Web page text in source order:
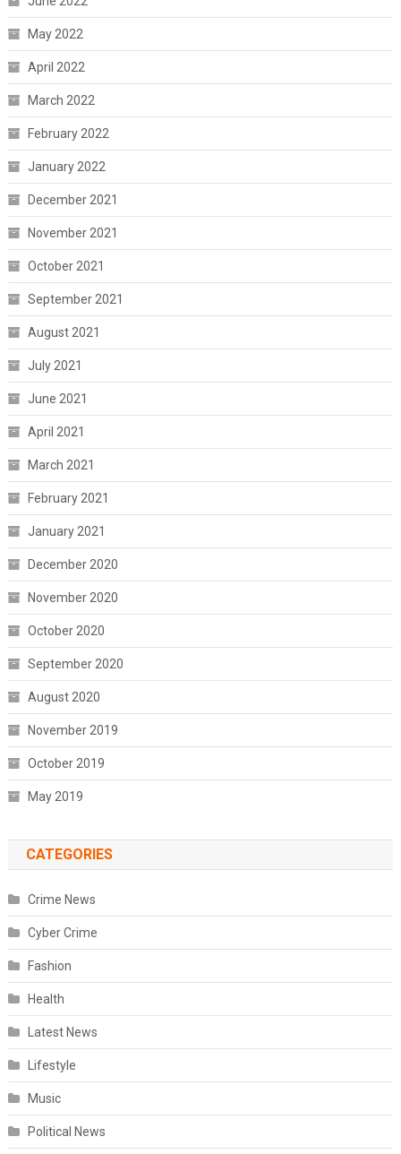
May 2022
April 2022
March 2022
February 2022
January 2022
December 2021
November 2021
October 2021
September 2021
August 2021
July 2021
June 2021
April 2021
March 2021
February 2021
January 2021
December 2020
November 2020
October 2020
September 2020
August 2020
November 2019
October 2019
May 2019
CATEGORIES
Crime News
Cyber Crime
Fashion
Health
Latest News
Lifestyle
Music
Political News